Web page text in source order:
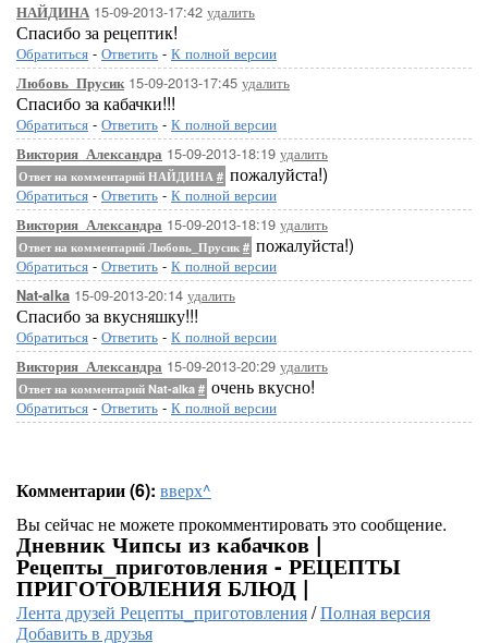
НАЙДИНА 15-09-2013-17:42 удалить
Спасибо за рецептик!
Обратиться - Ответить - К полной версии
Любовь_Прусик15-09-2013-17:45 удалить
Спасибо за кабачки!!!
Обратиться - Ответить - К полной версии
Виктория_Александра 15-09-2013-18:19 удалить
Ответ на комментарий НАЙДИНА # пожалуйста!)
Обратиться - Ответить - К полной версии
Виктория_Александра 15-09-2013-18:19 удалить
Ответ на комментарий Любовь_Прусик # пожалуйста!)
Обратиться - Ответить - К полной версии
Nat-alka 15-09-2013-20:14 удалить
Спасибо за вкусняшку!!!
Обратиться - Ответить - К полной версии
Виктория_Александра 15-09-2013-20:29 удалить
Ответ на комментарий Nat-alka # очень вкусно!
Обратиться - Ответить - К полной версии
Комментарии (6): вверх^
Вы сейчас не можете прокомментировать это сообщение.
Дневник Чипсы из кабачков |
Рецепты_приготовления - РЕЦЕПТЫ
ПРИГОТОВЛЕНИЯ БЛЮД |
Лента друзей Рецепты_приготовления/Полная версия
Добавить в друзья